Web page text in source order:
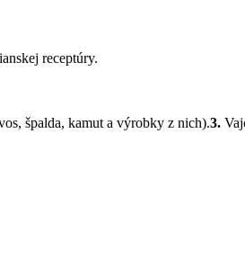
receptúry.
špalda, kamut a výrobky z nich).3.